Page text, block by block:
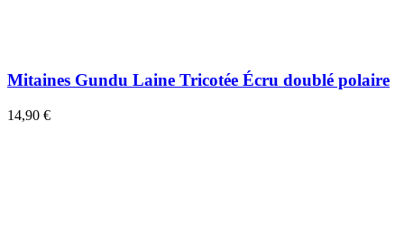
Mitaines Gundu Laine Tricotée Écru doublé polaire
14,90 €